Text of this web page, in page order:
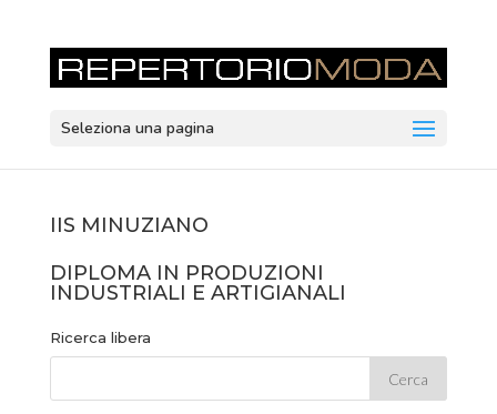
Seleziona una pagina
IIS MINUZIANO
DIPLOMA IN PRODUZIONI
INDUSTRIALI E ARTIGIANALI
Ricerca libera